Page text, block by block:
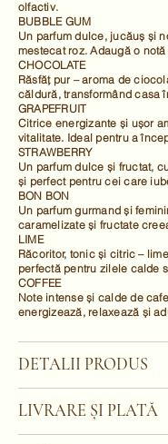
olfactiv.
BUBBLE GUM
Un parfum dulce, jucăuș și
mestecat roz. Adaugă o
CHOCOLATE
Răsfăț pur – aroma de
căldură, transformând casa
GRAPEFRUIT
Citrice energizante și ușor
vitalitate. Ideal pentru a
STRAWBERRY
Un parfum dulce și fructat,
și perfect pentru cei care
BON BON
Un parfum gurmand și
caramelizate și fructate
LIME
Răcoritor, tonic și citric –
perfectă pentru zilele calde
COFFEE
Note intense și calde de
energizează, relaxează și
DETALII PRODUS
LIVRARE ȘI PLATĂ